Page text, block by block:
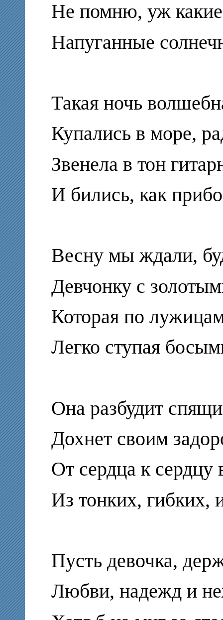
Не помню, уж
Напуганные
Такая ночь
Купались в море,
Звенела в тон
И бились, как
Весну мы ждали,
Девчонку с
Которая по
Легко ступая
Она разбудит
Дохнет своим
От сердца к
Из тонких, гибких,
Пусть девочка,
Любви, надежд и